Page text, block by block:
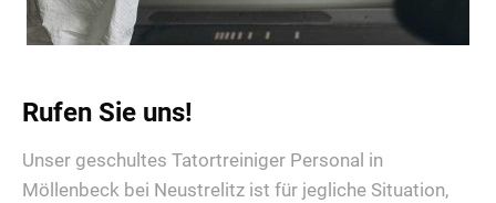
Rufen Sie uns!
Unser geschultes Tatortreiniger Personal in
Möllenbeck bei Neustrelitz ist für jegliche Situation,